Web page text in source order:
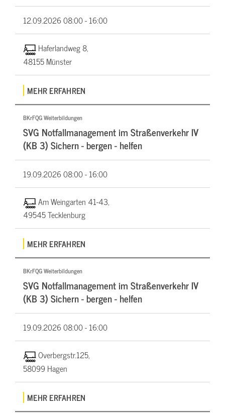
12.09.202608:00 - 16:00
Haferlandweg 8,
48155 Münster
MEHR ERFAHREN
BKrFQG Weiterbildungen
SVG Notfallmanagement im Straßenverkehr IV
(KB 3) Sichern - bergen - helfen
19.09.202608:00 - 16:00
Am Weingarten 41-43,
49545 Tecklenburg
MEHR ERFAHREN
BKrFQG Weiterbildungen
SVG Notfallmanagement im Straßenverkehr IV
(KB 3) Sichern - bergen - helfen
19.09.202608:00 - 16:00
Overbergstr.125,
58099 Hagen
MEHR ERFAHREN